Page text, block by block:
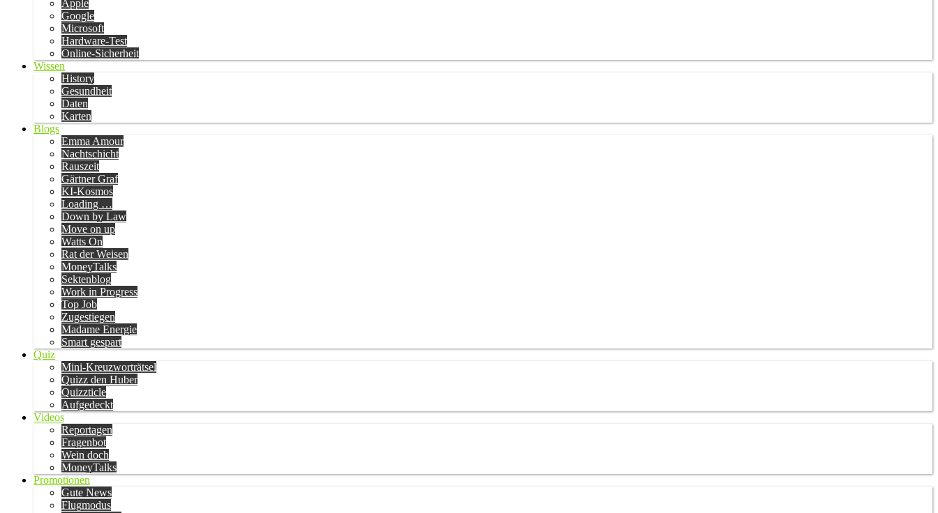
Apple
Google
Microsoft
Hardware-Test
Online-Sicherheit
Wissen
History
Gesundheit
Daten
Karten
Blogs
Emma Amour
Nachtschicht
Rauszeit
Gärtner Graf
KI-Kosmos
Loading …
Down by Law
Move on up
Watts On
Rat der Weisen
MoneyTalks
Sektenblog
Work in Progress
Top Job
Zugestiegen
Madame Energie
Smart gespart
Quiz
Mini-Kreuzworträtsel
Quizz den Huber
Quizzticle
Aufgedeckt
Videos
Reportagen
Fragenbot
Wein doch
MoneyTalks
Promotionen
Gute News
Flugmodus